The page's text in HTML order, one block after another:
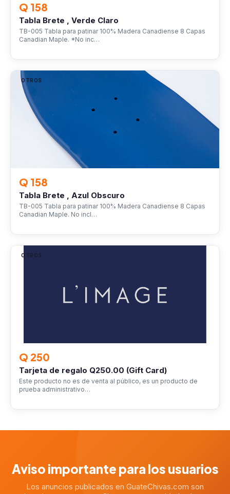
Q 158
Tabla Brete , Verde Claro
TB-005 Tabla para patinar 100% Madera Canadiense 8 Capas
Canadian Maple. *No inc…
OTROS
Q 158
Tabla Brete , Azul Obscuro
TB-005 Tabla para patinar 100% Madera Canadiense 8 Capas
Canadian Maple. No incl…
OTROS
Q 250
Tarjeta de regalo Q250.00 (Gift Card)
Este producto no es de venta al público, es un producto de
prueba administrativo…
Aviso importante para los usuarios
Los anuncios publicados en GuateChivas.com son